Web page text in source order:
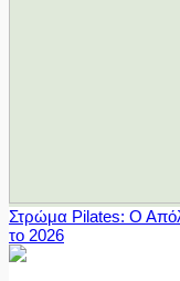
Στρώμα Pilates: Ο
το 2026